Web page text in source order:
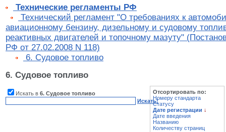
Технические регламенты РФ
Технический регламент "О требованиях к
авиационному бензину, дизельному и судовому
реактивных двигателей и топочному мазуту"
РФ от 27.02.2008 N 118)
6. Судовое топливо
6. Судовое топливо
Искать в 6. Судовое топливо
Искать!
Отсортировать по:
Номеру стандарта
Статусу
Дате регистрации ↓
Дате введения
Названию
Количеству страниц